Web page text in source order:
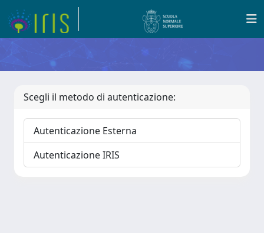
Scegli il metodo di autenticazione:
Autenticazione Esterna
Autenticazione IRIS